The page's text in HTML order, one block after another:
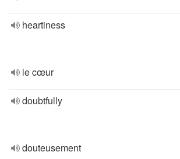
heartiness
le cœur
doubtfully
douteusement